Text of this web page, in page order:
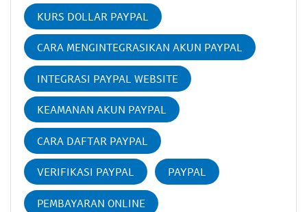
KURS DOLLAR PAYPAL
CARA MENGINTEGRASIKAN AKUN PAYPAL
INTEGRASI PAYPAL WEBSITE
KEAMANAN AKUN PAYPAL
CARA DAFTAR PAYPAL
VERIFIKASI PAYPAL PAYPAL
PEMBAYARAN ONLINE